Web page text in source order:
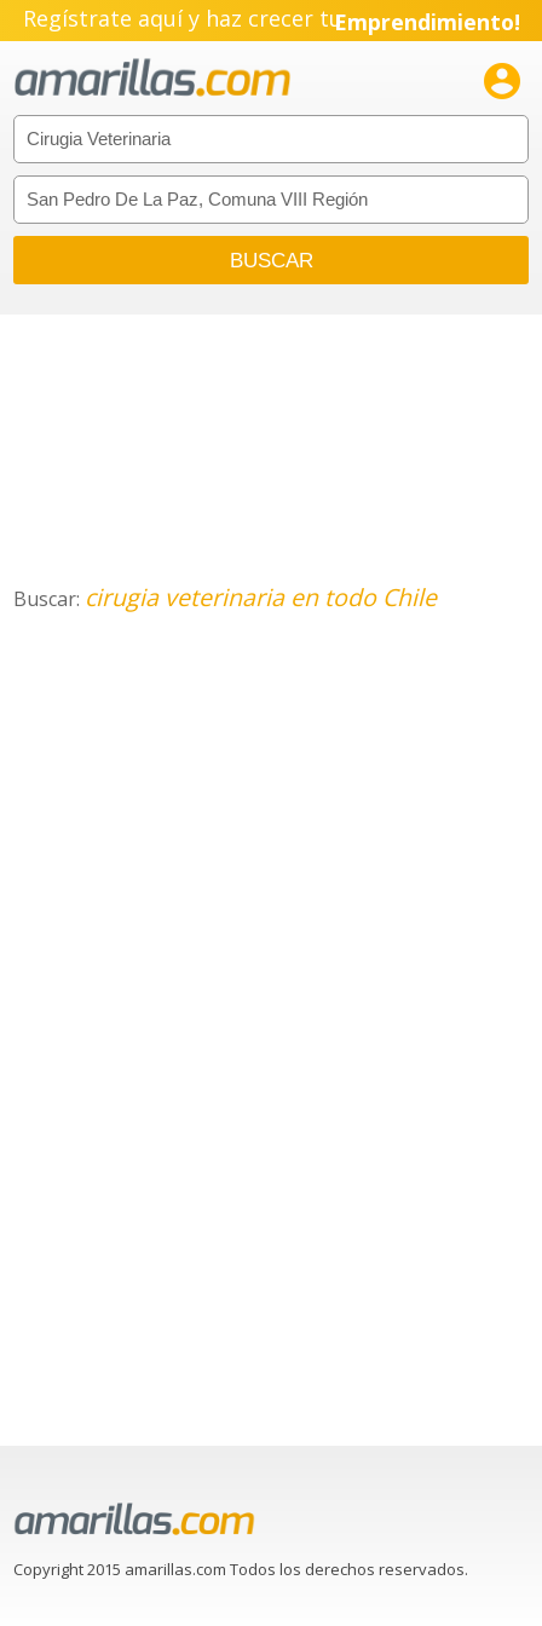
Regístrate aquí y haz crecer tuEmprendimiento!

Buscar: cirugia veterinaria en todo Chile
Copyright 2015 amarillas.com Todos los derechos reservados.